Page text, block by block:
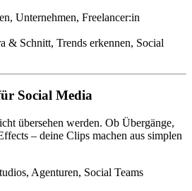
Unternehmen, Freelancer:in
& Schnitt, Trends erkennen, Social
Social Media
übersehen werden. Ob Übergänge,
– deine Clips machen aus simplen
Agenturen, Social Teams